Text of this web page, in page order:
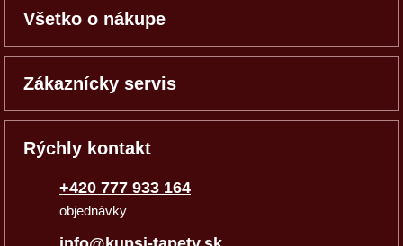
Všetko o nákupe
Zákaznícky servis
Rýchly kontakt
+420 777 933 164
objednávky